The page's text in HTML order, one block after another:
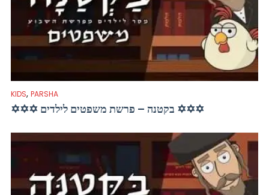
KIDS, PARSHA
✡✡✡ בקטנה – פרשת משפטים לילדים ✡✡✡